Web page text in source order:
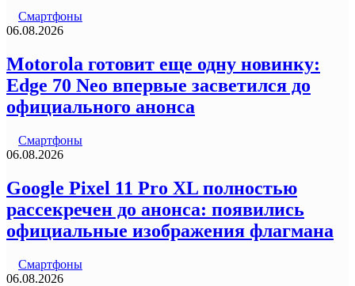
Смартфоны
06.08.2026
Motorola готовит еще одну новинку:
Edge 70 Neo впервые засветился до
официального анонса
Смартфоны
06.08.2026
Google Pixel 11 Pro XL полностью
рассекречен до анонса: появились
официальные изображения флагмана
Смартфоны
06.08.2026